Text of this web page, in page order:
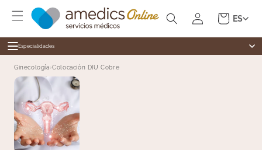
directamente
al contenido
sesión
CarritoES
Especialidades
Especialidades
Alergología
Cardiología
Cirugía General
Dermatología
Digestivo
Medicina general
Dermatología
Cardiología
Revisiones
Ginecología›Colocación DIU Cobre